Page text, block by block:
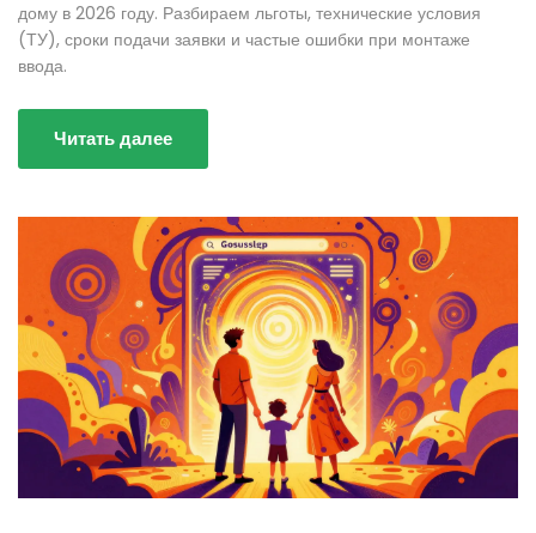
дому в 2026 году. Разбираем льготы, технические условия
(ТУ), сроки подачи заявки и частые ошибки при монтаже
ввода.
Читать далее